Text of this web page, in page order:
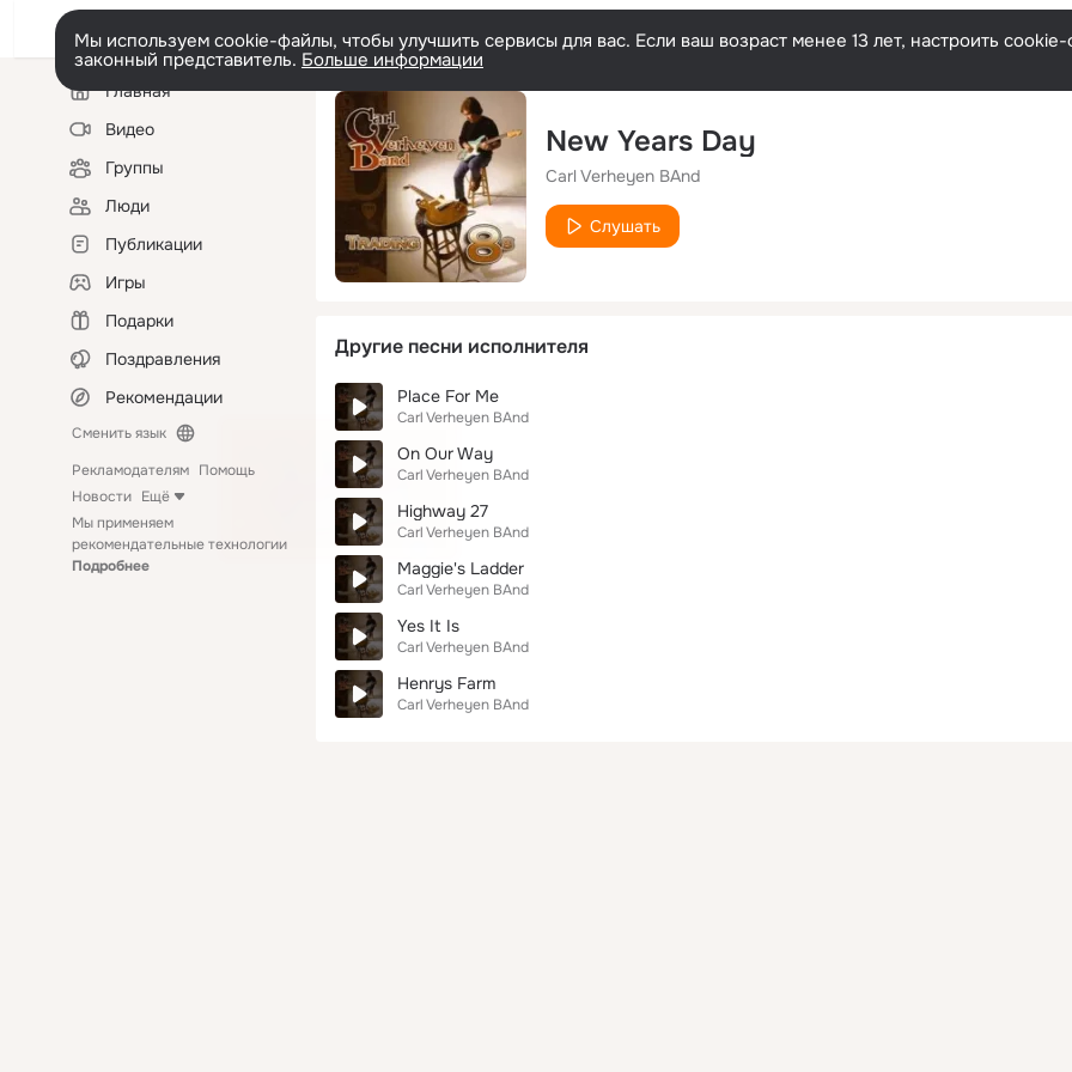
Мы используем cookie-файлы, чтобы улучшить сервисы для вас. Если ваш возраст менее 13 лет, настроить
законный представитель. Больше информации
Левая
колонкаГлавная
Видео
Группы
Люди
Публикации
Игры
Подарки
Поздравления
Рекомендации
Сменить язык
Рекламодателям Помощь
Новости Ещё
Мы применяем
рекомендательные технологии
Подробнее
New Years Day
Carl Verheyen BAnd
Слушать
Другие песни исполнителя
Place For Me
Carl Verheyen BAnd
On Our Way
Carl Verheyen BAnd
Highway 27
Carl Verheyen BAnd
Maggie's Ladder
Carl Verheyen BAnd
Yes It Is
Carl Verheyen BAnd
Henrys Farm
Carl Verheyen BAnd